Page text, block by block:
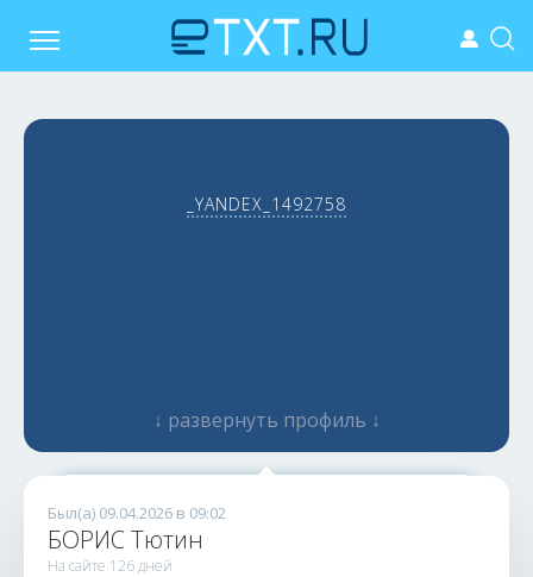
_YANDEX_1492758
↓ развернуть профиль ↓
БОРИС Тютин
На сайте 126 дней
Был(а) 09.04.2026 в 09:02